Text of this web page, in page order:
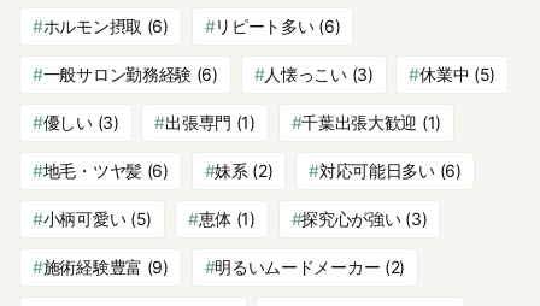
ホルモン摂取 (6) リピート多い(6)
一般サロン勤務経験 (6) 人懐っこい(3) 休業中 (5)
優しい(3) 出張専門 (1) 千葉出張大歓迎 (1)
地毛・ツヤ髪(6) 妹系 (2) 対応可能日多い(6)
小柄可愛い(5) 恵体(1) 探究心が強い(3)
施術経験豊富 (9) 明るいムードメーカー (2)